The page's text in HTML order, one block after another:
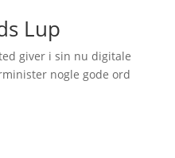
Lup
giver i sin nu digitale
nogle gode ord